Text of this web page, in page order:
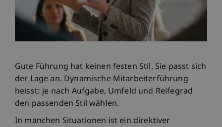
Gute Führung hat keinen festen Stil. Sie passt sich
der Lage an. Dynamische Mitarbeiterführung
heisst: je nach Aufgabe, Umfeld und Reifegrad
den passenden Stil wählen.
In manchen Situationen ist ein direktiver